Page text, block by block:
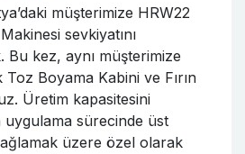
müşterimize HRW22
sevkiyatını
Bu kez, aynı müşterimize
Boyama Kabini ve Fırın
Üretim kapasitesini
uygulama sürecinde üst
üzere özel olarak